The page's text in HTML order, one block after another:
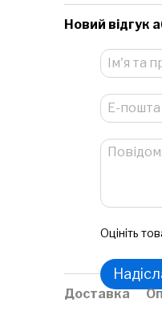
Новий відгук
Оцініть
Доставка